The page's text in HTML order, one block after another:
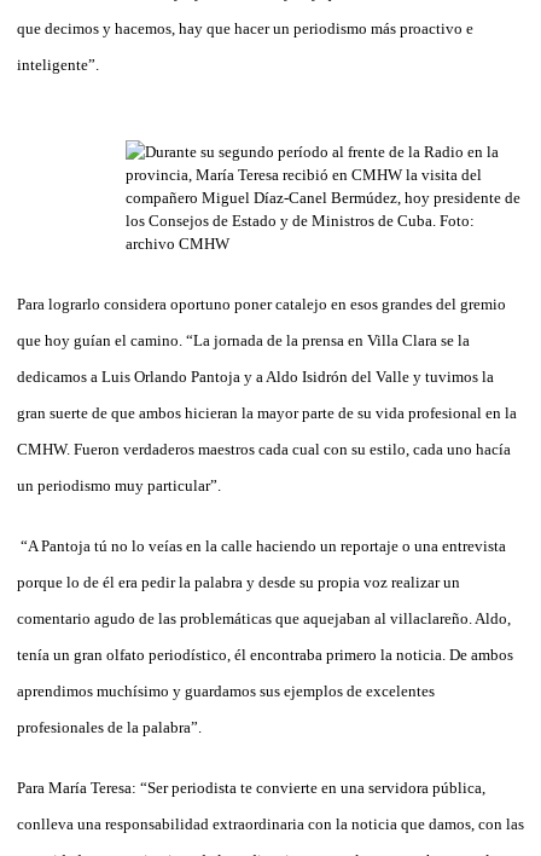
que decimos y hacemos, hay que hacer un periodismo más proactivo e
inteligente”.
Para lograrlo considera oportuno poner catalejo en esos grandes del gremio
que hoy guían el camino. “La jornada de la prensa en Villa Clara se la
dedicamos a Luis Orlando Pantoja y a Aldo Isidrón del Valle y tuvimos la
gran suerte de que ambos hicieran la mayor parte de su vida profesional en la
CMHW. Fueron verdaderos maestros cada cual con su estilo, cada uno hacía
un periodismo muy particular”.
“A Pantoja tú no lo veías en la calle haciendo un reportaje o una entrevista
porque lo de él era pedir la palabra y desde su propia voz realizar un
comentario agudo de las problemáticas que aquejaban al villaclareño. Aldo,
tenía un gran olfato periodístico, él encontraba primero la noticia. De ambos
aprendimos muchísimo y guardamos sus ejemplos de excelentes
profesionales de la palabra”.
Para María Teresa: “Ser periodista te convierte en una servidora pública,
conlleva una responsabilidad extraordinaria con la noticia que damos, con las